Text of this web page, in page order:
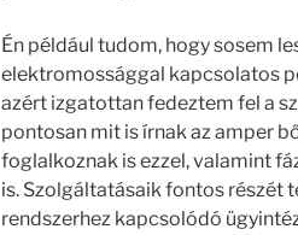
Én például tudom, hogy sosem
elektromossággal kapcsolatos
azért izgatottan fedeztem fel a
pontosan mit is írnak az amper
foglalkoznak is ezzel, valamint
is. Szolgáltatásaik fontos részét
rendszerhez kapcsolódó